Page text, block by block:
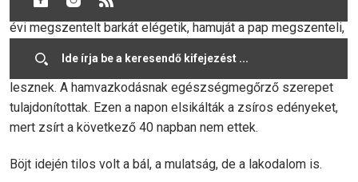
Hamvazószerda elnevezése egyházi szokásra utal, a múlt
évi megszentelt barkát elégetik, hamuját a pap megszenteli,
bizonyságára, hogy a halandók porból lettek, s porrá
lesznek. A hamvazkodásnak egészségmegőrző szerepet
tulajdonítottak. Ezen a napon elsikálták a zsíros edényeket,
mert zsírt a következő 40 napban nem ettek.
Böjt idején tilos volt a bál, a mulatság, de a lakodalom is.